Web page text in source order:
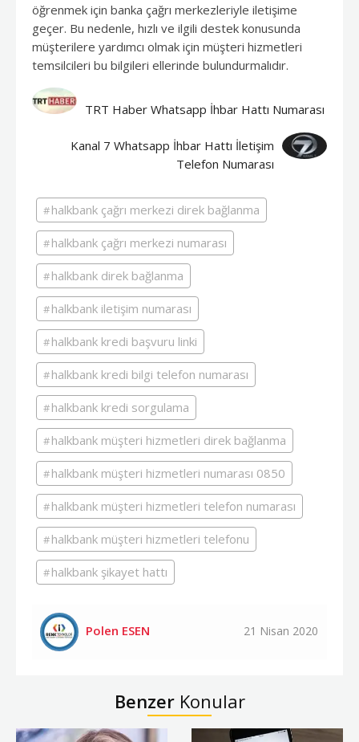
öğrenmek için banka çağrı merkezleriyle iletişime
geçer. Bu nedenle, hızlı ve ilgili destek konusunda
müşterilere yardımcı olmak için müşteri hizmetleri
temsilcileri bu bilgileri ellerinde bulundurmalıdır.
TRT Haber Whatsapp İhbar Hattı Numarası
Kanal 7 Whatsapp İhbar Hattı İletişim
Telefon Numarası
halkbank çağrı merkezi direk bağlanma
halkbank çağrı merkezi numarası
halkbank direk bağlanma
halkbank iletişim numarası
halkbank kredi başvuru linki
halkbank kredi bilgi telefon numarası
halkbank kredi sorgulama
halkbank müşteri hizmetleri direk bağlanma
halkbank müşteri hizmetleri numarası 0850
halkbank müşteri hizmetleri telefon numarası
halkbank müşteri hizmetleri telefonu
halkbank şikayet hattı
Polen ESEN 21 Nisan 2020
BenzerKonular